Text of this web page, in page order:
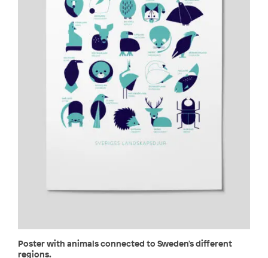
Poster with animals connected to Sweden's different
regions.